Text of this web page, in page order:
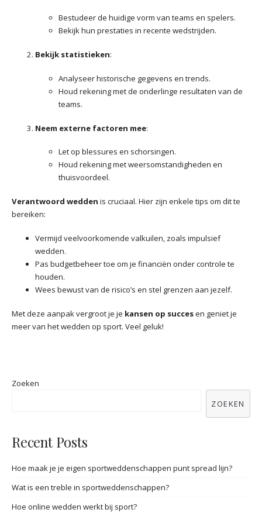
Bestudeer de huidige vorm van teams en spelers.
Bekijk hun prestaties in recente wedstrijden.
Bekijk statistieken:
Analyseer historische gegevens en trends.
Houd rekening met de onderlinge resultaten van de
teams.
Neem externe factoren mee:
Let op blessures en schorsingen.
Houd rekening met weersomstandigheden en
thuisvoordeel.
Verantwoord wedden is cruciaal. Hier zijn enkele tips om dit te
bereiken:
Vermijd veelvoorkomende valkuilen, zoals impulsief
wedden.
Pas budgetbeheer toe om je financiën onder controle te
houden.
Wees bewust van de risico’s en stel grenzen aan jezelf.
Met deze aanpak vergroot je je kansen op succesen geniet je
meer van het wedden op sport. Veel geluk!
Zoeken
ZOEKEN
Recent Posts
Hoe maak je je eigen sportweddenschappen punt spread lijn?
Wat is een treble in sportweddenschappen?
Hoe online wedden werkt bij sport?